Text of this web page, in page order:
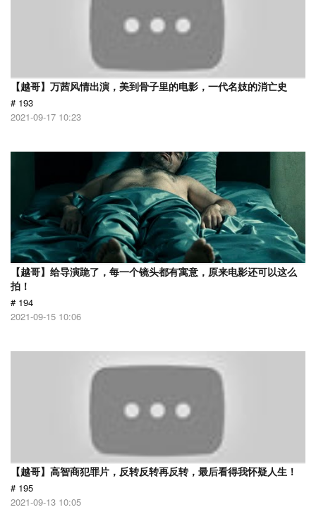
【越哥】万茜风情出演，美到骨子里的电影，一代名妓的消亡史
# 193
2021-09-17 10:23
【越哥】给导演跪了，每一个镜头都有寓意，原来电影还可以这么
拍！
# 194
2021-09-15 10:06
【越哥】高智商犯罪片，反转反转再反转，最后看得我怀疑人生！
# 195
2021-09-13 10:05